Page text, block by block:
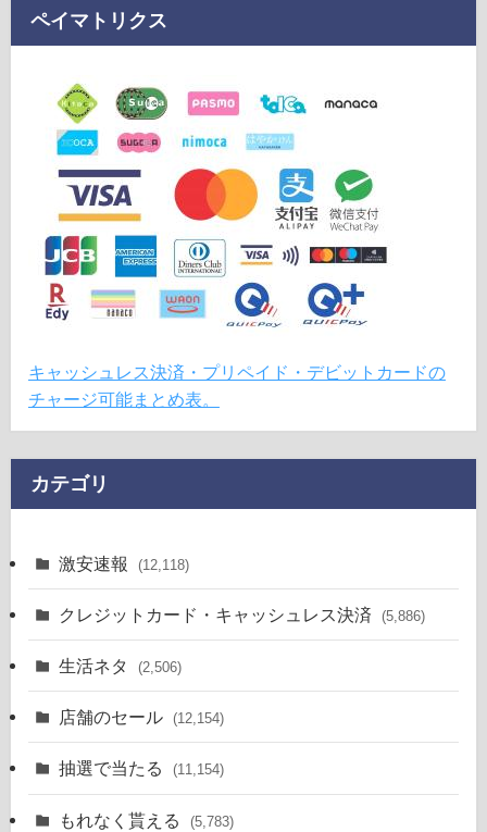
ペイマトリクス
キャッシュレス決済・プリペイド・デビットカードの
チャージ可能まとめ表。
カテゴリ
激安速報 (12,118)
クレジットカード・キャッシュレス決済 (5,886)
生活ネタ (2,506)
店舗のセール (12,154)
抽選で当たる (11,154)
もれなく貰える (5,783)